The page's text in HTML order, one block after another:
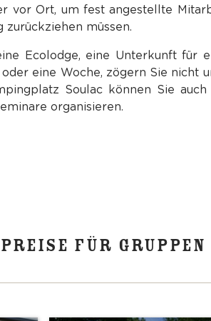
vor Ort, um fest angestellte
zurückziehen müssen.
Ecolodge, eine Unterkunft für
eine Woche, zögern Sie nicht
Soulac können Sie
organisieren.
FÜR GRUPPEN